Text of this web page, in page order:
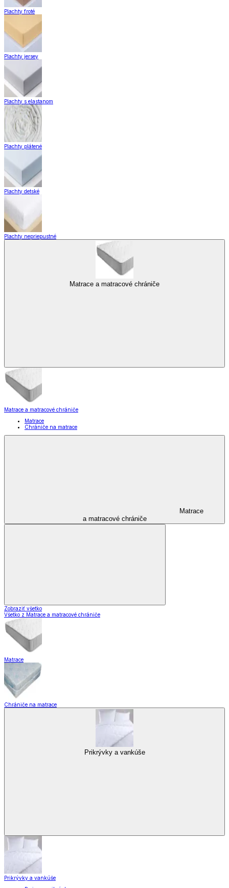
Plachty froté
Plachty jersey
Plachty s elastanom
Plachty plátené
Plachty detské
Plachty nepriepustné
Matrace a matracové chrániče
Matrace a matracové chrániče
Matrace
Chrániče na matrace
Matrace
a matracové chrániče
Zobraziť všetko
Všetko z Matrace a matracové chrániče
Matrace
Chrániče na matrace
Prikrývky a vankúše
Prikrývky a vankúše